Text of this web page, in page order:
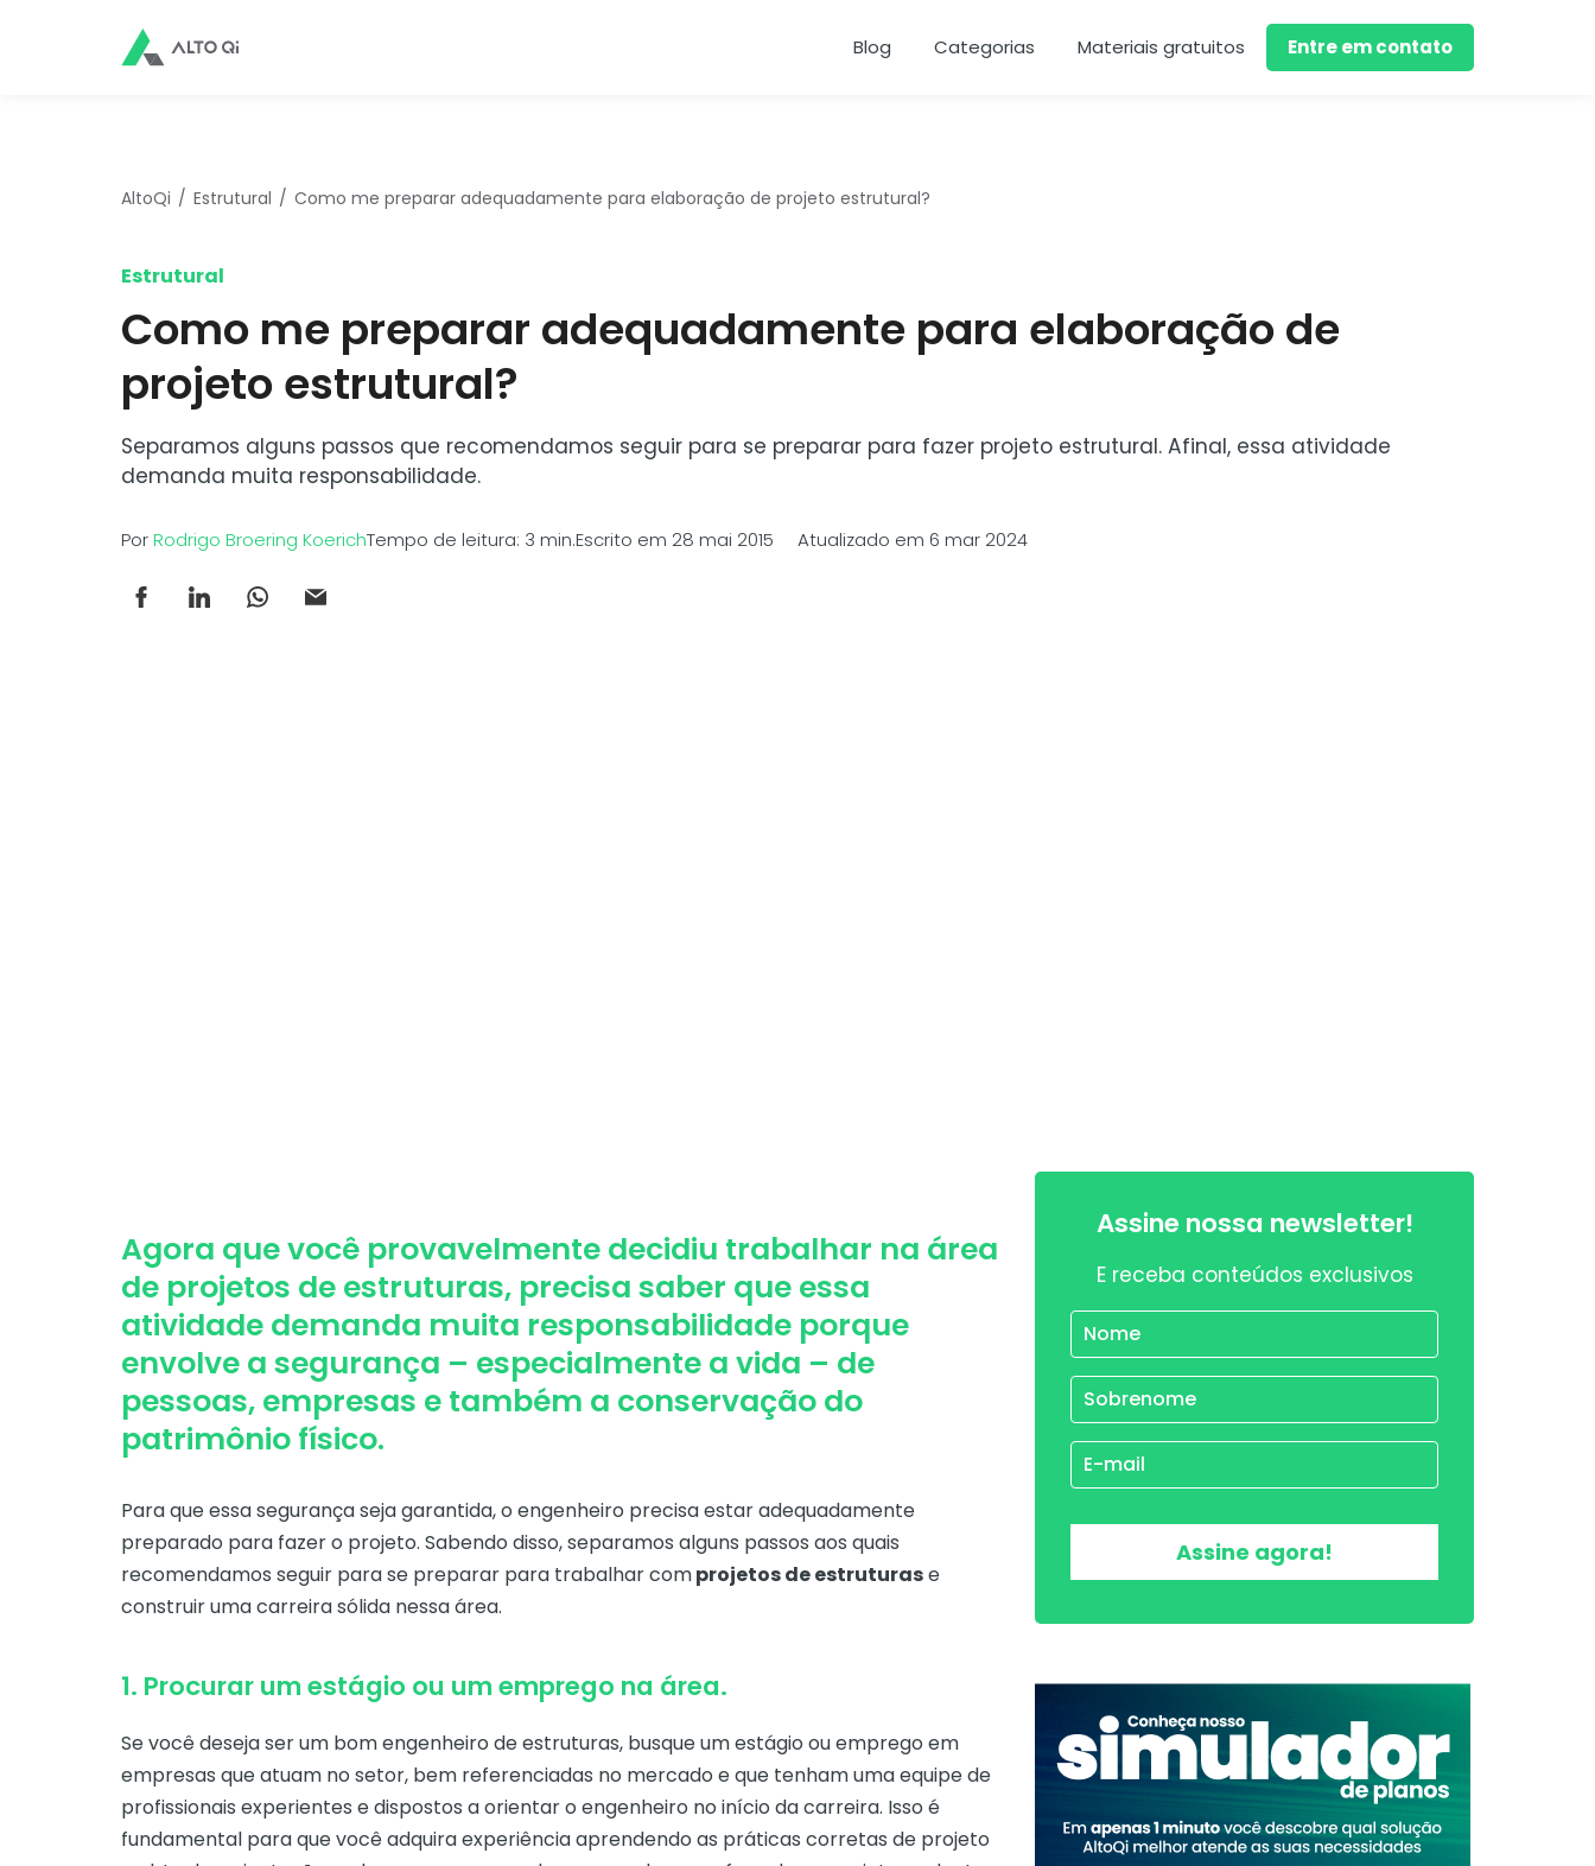
Blog Categorias Materiais gratuitos Entre em contato
AltoQi Estrutural Como me preparar adequadamente para elaboração de projeto estrutural?
Estrutural
Como me preparar adequadamente para elaboração de
projeto estrutural?
Separamos alguns passos que recomendamos seguir para se preparar para fazer projeto estrutural. Afinal, essa atividade
demanda muita responsabilidade.
PorRodrigo Broering KoerichTempo de leitura: 3 min.Escrito em 28 mai 2015 Atualizado em 6 mar 2024
Agora que você provavelmente decidiu trabalhar na área
de projetos de estruturas, precisa saber que essa
atividade demanda muita responsabilidade porque
envolve a segurança – especialmente a vida – de
pessoas, empresas e também a conservação do
patrimônio físico.
Para que essa segurança seja garantida, o engenheiro precisa estar adequadamente
preparado para fazer o projeto. Sabendo disso, separamos alguns passos aos quais
recomendamos seguir para se preparar para trabalhar comprojetos de estruturase
construir uma carreira sólida nessa área.
1. Procurar um estágio ou um emprego na área.
Se você deseja ser um bom engenheiro de estruturas, busque um estágio ou emprego em
empresas que atuam no setor, bem referenciadas no mercado e que tenham uma equipe de
profissionais experientes e dispostos a orientar o engenheiro no início da carreira. Isso é
fundamental para que você adquira experiência aprendendo as práticas corretas de projeto
Assine nossa newsletter!
E receba conteúdos exclusivos